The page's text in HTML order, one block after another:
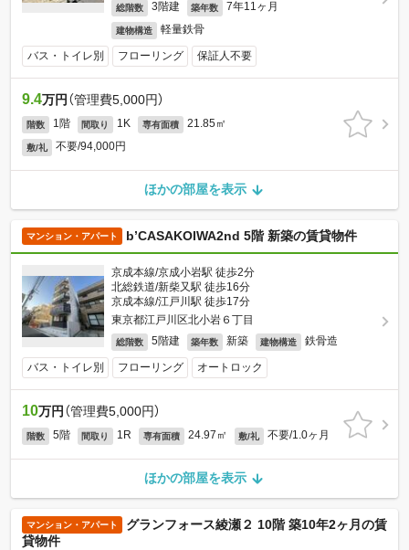
総階数 3階建 築年数 7年11ヶ月
建物構造 軽量鉄骨
バス・トイレ別 フローリング 保証人不要
9.4万円 （管理費5,000円）
階数 1階 間取り 1K 専有面積 21.85㎡
敷/礼 不要/94,000円
ほかの部屋を表示
マンション・アパート b’CASAKOIWA2nd 5階 新築の賃貸物件
京成本線/京成小岩駅 徒歩2分
北総鉄道/新柴又駅 徒歩16分
京成本線/江戸川駅 徒歩17分
東京都江戸川区北小岩６丁目
総階数 5階建 築年数 新築 建物構造 鉄骨造
バス・トイレ別 フローリング オートロック
10万円 （管理費5,000円）
階数 5階 間取り 1R 専有面積 24.97㎡ 敷/礼 不要/1.0ヶ月
ほかの部屋を表示
マンション・アパート
グランフォース綾瀬２ 10階 築10年2ヶ月の賃
貸物件